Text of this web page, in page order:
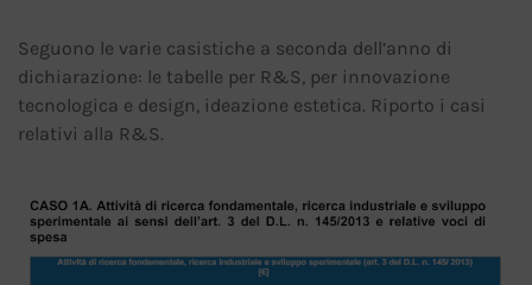
Seguono le varie casistiche a seconda dell’anno di
dichiarazione: le tabelle per R&S, per innovazione
tecnologica e design, ideazione estetica. Riporto i casi
relativi alla R&S.